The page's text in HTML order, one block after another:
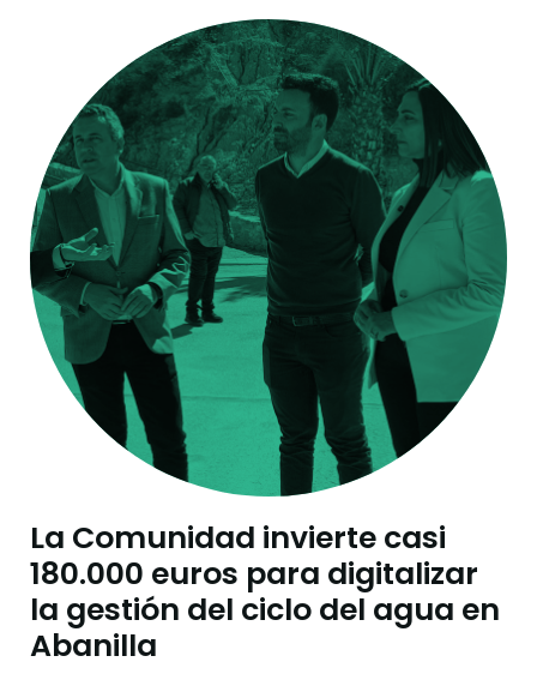
La Comunidad invierte casi
180.000 euros para digitalizar
la gestión del ciclo del agua en
Abanilla